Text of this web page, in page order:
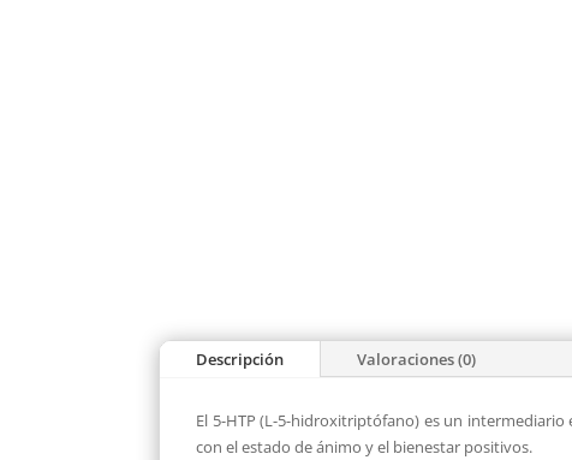
Descripción Valoraciones (0)
El 5-HTP (L-5-hidroxitriptófano) es un
con el estado de ánimo y el bienestar positivos.